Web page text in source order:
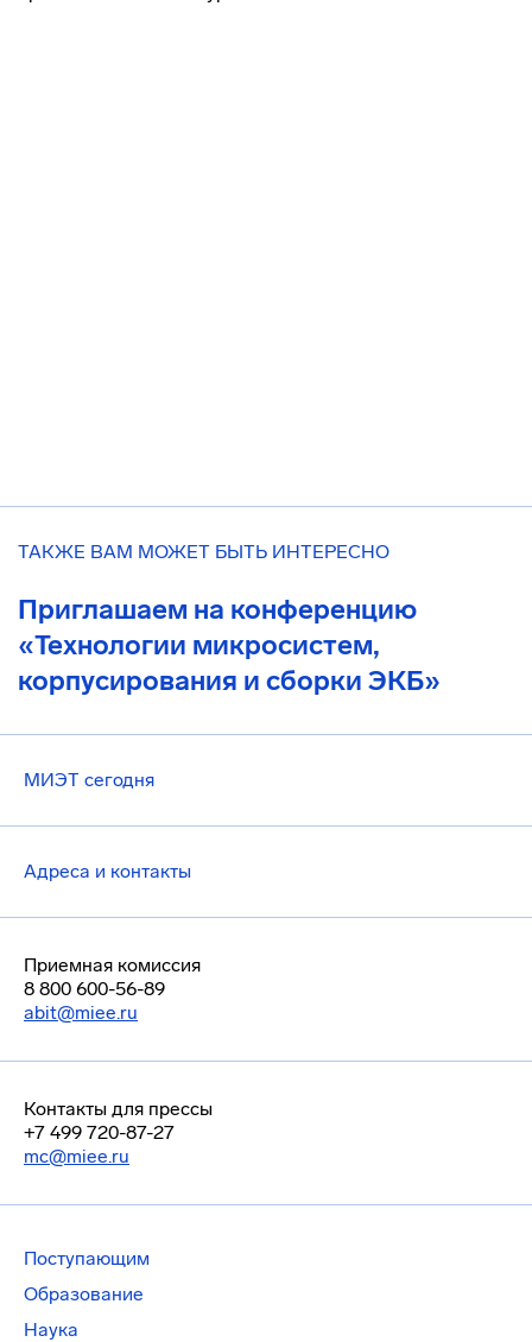
ТАКЖЕ ВАМ МОЖЕТ БЫТЬ ИНТЕРЕСНО
Приглашаем на конференцию
«Технологии микросистем,
корпусирования и сборки ЭКБ»
МИЭТ сегодня
Адреса и контакты
Приемная комиссия
8 800 600-56-89
abit@miee.ru
Контакты для прессы
+7 499 720-87-27
mc@miee.ru
Поступающим
Образование
Наука